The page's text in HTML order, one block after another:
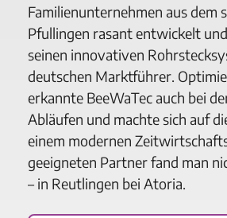
Familienunternehmen aus dem
Pfullingen rasant entwickelt
seinen innovativen
deutschen Marktführer.
erkannte BeeWaTec auch bei
Abläufen und machte sich auf
einem modernen
geeigneten Partner fand man
– in Reutlingen bei Atoria.